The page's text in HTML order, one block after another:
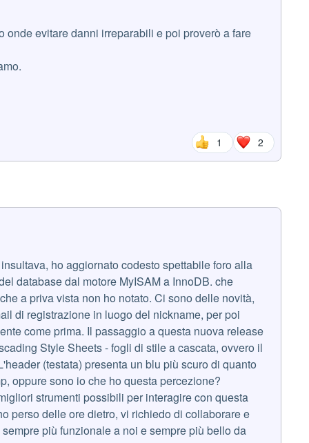
evitare danni irreparabili e poi proverò a fare
1 2
ho aggiornato codesto spettabile foro alla
database dal motore MyISAM a InnoDB. che
a priva vista non ho notato. Ci sono delle novità,
di registrazione in luogo del nickname, per poi
come prima. Il passaggio a questa nuova release
Style Sheets - fogli di stile a cascata, ovvero il
(testata) presenta un blu più scuro di quanto
oppure sono io che ho questa percezione?
strumenti possibili per interagire con questa
perso delle ore dietro, vi richiedo di collaborare e
più funzionale a noi e sempre più bello da